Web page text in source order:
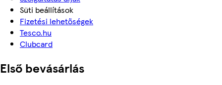
Süti beállítások
Fizetési lehetőségek
Tesco.hu
Clubcard
Első bevásárlás